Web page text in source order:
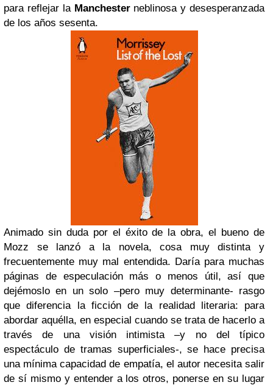
para reflejar la Manchesterneblinosa y desesperanzada
de los años sesenta.
Animado sin duda por el éxito de la obra, el bueno de
Mozz se lanzó a la novela, cosa muy distinta y
frecuentemente muy mal entendida. Daría para muchas
páginas de especulación más o menos útil, así que
dejémoslo en un solo –pero muy determinante- rasgo
que diferencia la ficción de la realidad literaria: para
abordar aquélla, en especial cuando se trata de hacerlo a
través de una visión intimista –y no del típico
espectáculo de tramas superficiales-, se hace precisa
una mínima capacidad de empatía, el autor necesita salir
de sí mismo y entender a los otros, ponerse en su lugar